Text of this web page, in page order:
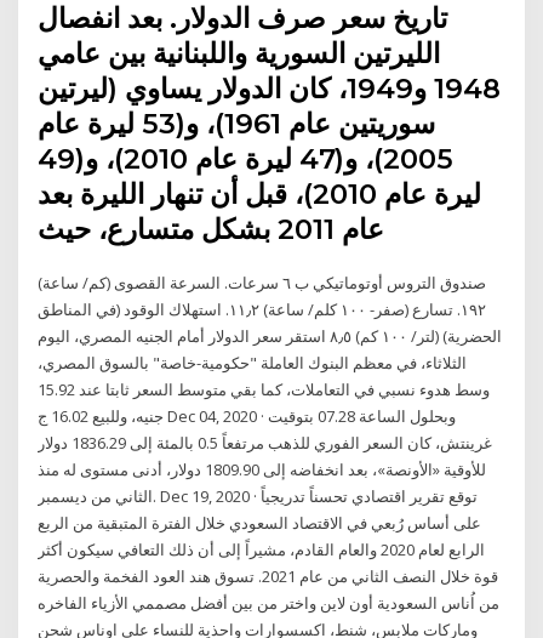
تاريخ سعر صرف الدولار. بعد انفصال
الليرتين السورية واللبنانية بين عامي
1948 و1949، كان الدولار يساوي (ليرتين
سوريتين عام 1961)، و(53 ليرة عام
2005)، و(47 ليرة عام 2010)، و(49
ليرة عام 2010)، قبل أن تنهار الليرة بعد
عام 2011 بشكل متسارع، حيث
صندوق التروس أوتوماتيكي ب ٦ سرعات. السرعة القصوى (كم/ ساعة)
١٩٢. تسارع (صفر- ١٠٠ كلم/ ساعة) ١١٫٢. استهلاك الوقود (في المناطق
الحضرية) (لتر/ ١٠٠ كم) ٨٫٥ استقر سعر الدولار أمام الجنيه المصري، اليوم
الثلاثاء، في معظم البنوك العاملة "حكومية-خاصة" بالسوق المصري،
وسط هدوء نسبي في التعاملات، كما بقي متوسط السعر ثابتا عند 15.92
جنيه، وللبيع 16.02 ج Dec 04, 2020 · وبحلول الساعة 07.28 بتوقيت
غرينتش، كان السعر الفوري للذهب مرتفعاً 0.5 بالمئة إلى 1836.29 دولار
للأوقية «الأونصة»، بعد انخفاضه إلى 1809.90 دولار، أدنى مستوى له منذ
الثاني من ديسمبر. Dec 19, 2020 · توقع تقرير اقتصادي تحسناً تدريجياً
على أساس رُبعي في الاقتصاد السعودي خلال الفترة المتبقية من الربع
الرابع لعام 2020 والعام القادم، مشيراً إلى أن ذلك التعافي سيكون أكثر
قوة خلال النصف الثاني من عام 2021. تسوق هند العود الفخمة والحصرية
من اُناس السعودية أون لاين واختر من بين أفضل مصممي الأزياء الفاخره
وماركات ملابس، شنط، اكسسوارات واحذية للنساء علي اوناس شحن